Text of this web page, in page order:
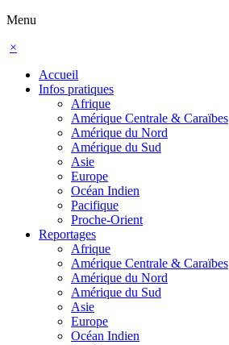
Menu
×
Accueil
Infos pratiques
Afrique
Amérique Centrale & Caraïbes
Amérique du Nord
Amérique du Sud
Asie
Europe
Océan Indien
Pacifique
Proche-Orient
Reportages
Afrique
Amérique Centrale & Caraïbes
Amérique du Nord
Amérique du Sud
Asie
Europe
Océan Indien